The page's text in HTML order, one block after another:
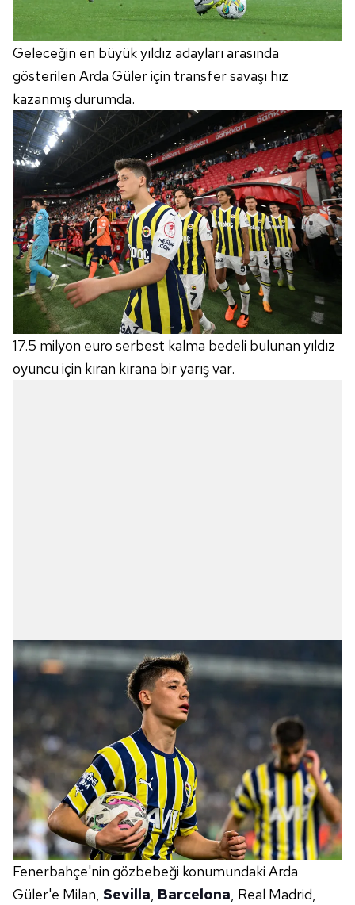
Geleceğin en büyük yıldız adayları arasında
gösterilen Arda Güler için transfer savaşı hız
kazanmış durumda.
17.5 milyon euro serbest kalma bedeli bulunan yıldız
oyuncu için kıran kırana bir yarış var.
Fenerbahçe'nin gözbebeği konumundaki Arda
Güler'e Milan, Sevilla, Barcelona, Real Madrid,